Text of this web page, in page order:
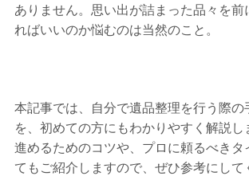
ありません。思い出が詰まった品々を前
ればいいのか悩むのは当然のこと。
本記事では、自分で遺品整理を行う際の
を、初めての方にもわかりやすく解説し
進めるためのコツや、プロに頼るべきタ
てもご紹介しますので、ぜひ参考にして